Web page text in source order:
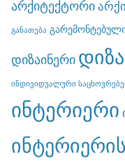
არქიტექტორი
განათება
დიზაინერი
ინდივიდუალური
ინტერიერი